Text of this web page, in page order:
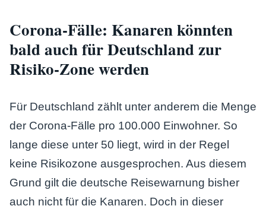
Corona-Fälle: Kanaren könnten
bald auch für Deutschland zur
Risiko-Zone werden
Für Deutschland zählt unter anderem die Menge
der Corona-Fälle pro 100.000 Einwohner. So
lange diese unter 50 liegt, wird in der Regel
keine Risikozone ausgesprochen. Aus diesem
Grund gilt die deutsche Reisewarnung bisher
auch nicht für die Kanaren. Doch in dieser